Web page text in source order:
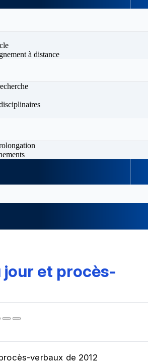
à distance
jour et procès-
verbaux de 2012